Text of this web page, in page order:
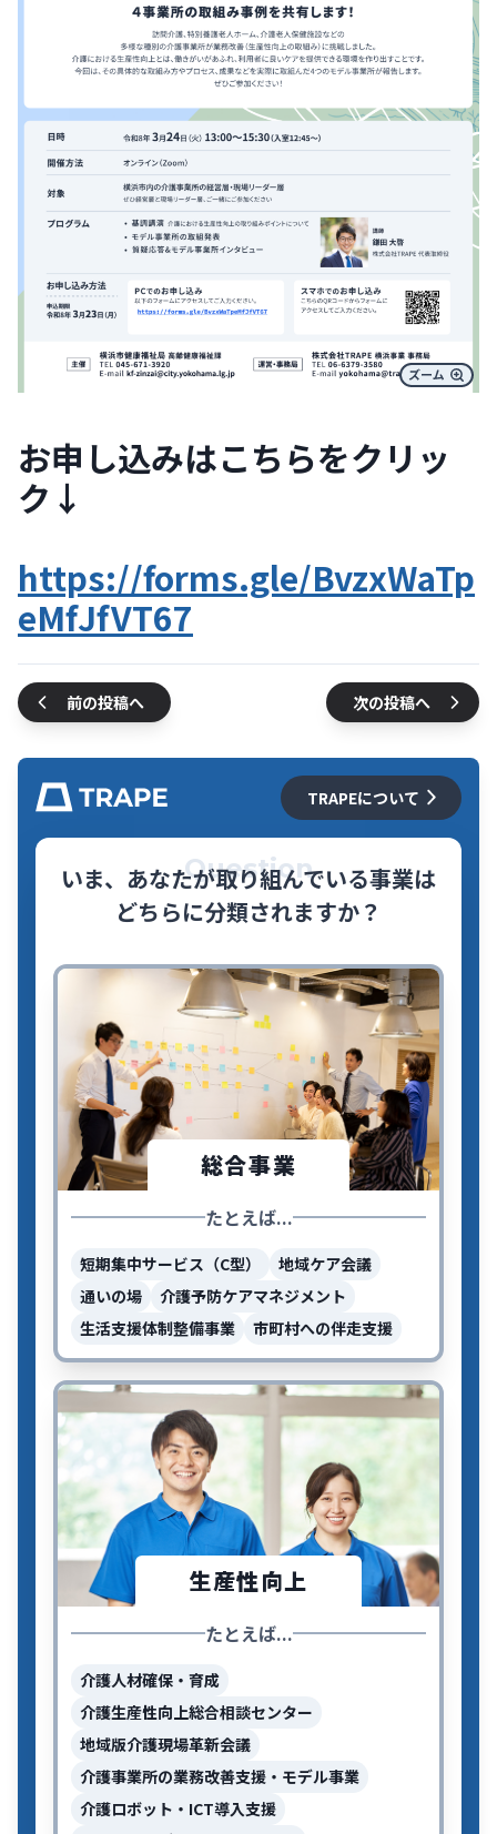
お申し込みはこちらをクリッ
ク↓
https://forms.gle/BvzxWaTp
eMfJfVT67
前の投稿へ 次の投稿へ
TRAPEについて
Question
いま、あなたが取り組んでいる事業は
どちらに分類されますか？
総合事業
たとえば...
短期集中サービス（C型）
地域ケア会議
通いの場
介護予防ケアマネジメント
生活支援体制整備事業
市町村への伴走支援
生産性向上
たとえば...
介護人材確保・育成
介護生産性向上総合相談センター
地域版介護現場革新会議
介護事業所の業務改善支援・モデル事業
介護ロボット・ICT導入支援